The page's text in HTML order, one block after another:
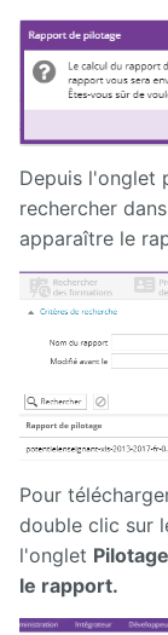
Depuis l'onglet
rechercher
apparaître le
Pour
double clic sur
l'onglet Pilotage
le rapport.